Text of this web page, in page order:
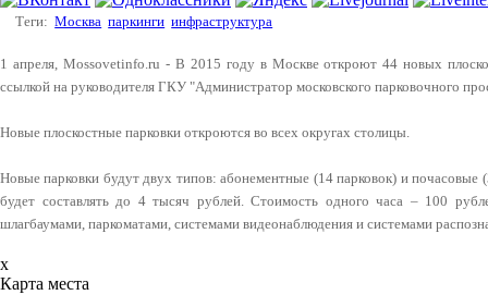
Теги: Москва паркинги инфраструктура
1 апреля, Mossovetinfo.ru - В 2015 году в Москве откроют 44 новых
ссылкой на руководителя ГКУ "Администратор московского парковочного
Новые плоскостные парковки откроются во всех округах столицы.
Новые парковки будут двух типов: абонементные (14 парковок) и почасовые
будет составлять до 4 тысяч рублей. Стоимость одного часа – 100
шлагбаумами, паркоматами, системами видеонаблюдения и системами
x
Карта места